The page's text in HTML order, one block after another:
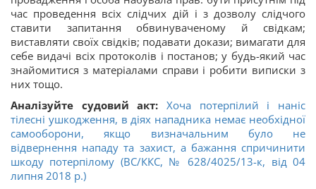
час проведення всіх слідчих дій і з дозволу слідчого
ставити запитання обвинуваченому й свідкам;
виставляти своїх свідків; подавати докази; вимагати для
себе видачі всіх протоколів і постанов; у будь-який час
знайомитися з матеріалами справи і робити виписки з
них тощо.
Аналізуйте судовий акт: Хоча потерпілий і наніс
тілесні ушкодження, в діях нападника немає необхідної
самооборони, якщо визначальним було не
відвернення нападу та захист, а бажання спричинити
шкоду потерпілому (ВС/ККС, № 628/4025/13-к, від 04
липня 2018 р.)